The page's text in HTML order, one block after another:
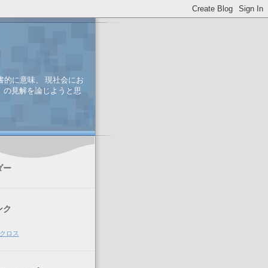
的に意味、 現社会にお
の見解を論じようと思
ー
ク
ロス